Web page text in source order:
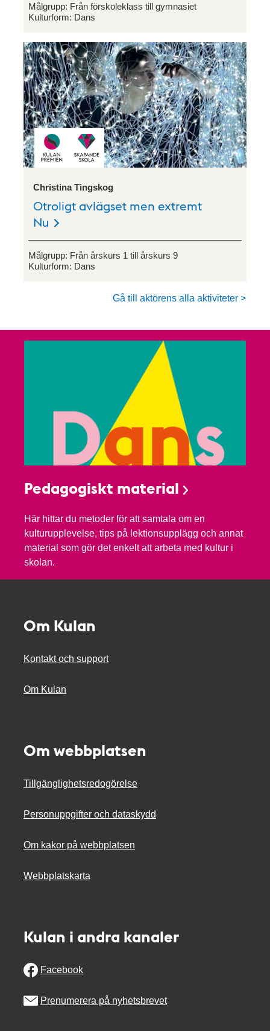
Målgrupp: Från förskoleklass till gymnasiet
Kulturform: Dans
Christina Tingskog
Otroligt avlägset men extremt
Nu
Målgrupp: Från årskurs 1 till årskurs 9
Kulturform: Dans
Gå till aktörens alla aktiviteter >
Pedagogiskt material
Här hittar du metoder för att samtala om en
kulturupplevelse, tips på lektionsupplägg och annat
material som gör det enkelt att arbeta med kultur i
skolan.
Om Kulan
Kontakt och support
Om Kulan
Om webbplatsen
Tillgänglighetsredogörelse
Personuppgifter och dataskydd
Om kakor på webbplatsen
Webbplatskarta
Kulan i andra kanaler
Facebook
Prenumerera på nyhetsbrevet